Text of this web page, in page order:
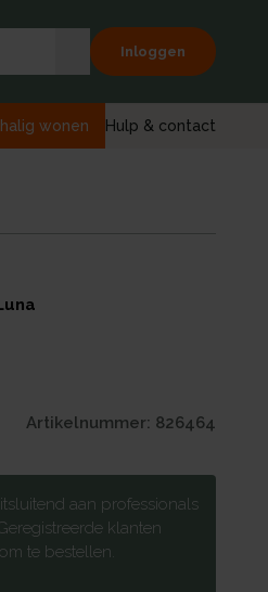
Inloggen
wonen Hulp & contact
Artikelnummer: 826464
aan professionals
klanten
te bestellen.